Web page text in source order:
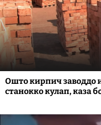
Ошто кирпич заводдо
станокко кулап, каза